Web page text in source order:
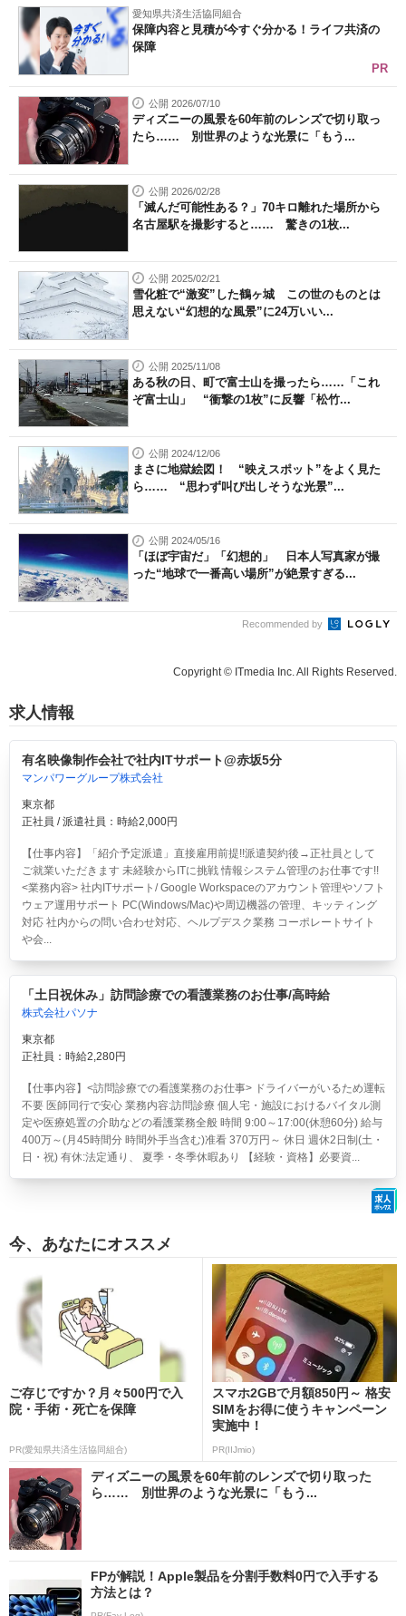
愛知県共済生活協同組合
保障内容と見積が今すぐ分かる！ライフ共済の
保障
PR
公開 2026/07/10
ディズニーの風景を60年前のレンズで切り取っ
たら…… 別世界のような光景に「もう...
公開 2026/02/28
「滅んだ可能性ある？」70キロ離れた場所から
名古屋駅を撮影すると…… 驚きの1枚...
公開 2025/02/21
雪化粧で“激変”した鶴ヶ城 この世のものとは
思えない“幻想的な風景”に24万いい...
公開 2025/11/08
ある秋の日、町で富士山を撮ったら……「これ
ぞ富士山」 “衝撃の1枚”に反響「松竹...
公開 2024/12/06
まさに地獄絵図！ “映えスポット”をよく見た
ら…… “思わず叫び出しそうな光景”...
公開 2024/05/16
「ほぼ宇宙だ」「幻想的」 日本人写真家が撮
った“地球で一番高い場所”が絶景すぎる...
Recommended by
Copyright © ITmedia Inc. All Rights Reserved.
求人情報
有名映像制作会社で社内ITサポート@赤坂5分
マンパワーグループ株式会社
東京都
正社員 / 派遣社員：時給2,000円
【仕事内容】「紹介予定派遣」直接雇用前提!!派遣契約後→正社員として
ご就業いただきます 未経験からITに挑戦 情報システム管理のお仕事です!!
<業務内容> 社内ITサポート/ Google Workspaceのアカウント管理やソフト
ウェア運用サポート PC(Windows/Mac)や周辺機器の管理、キッティング
対応 社内からの問い合わせ対応、ヘルプデスク業務 コーポレートサイト
や会...
「土日祝休み」訪問診療での看護業務のお仕事/高時給
株式会社パソナ
東京都
正社員：時給2,280円
【仕事内容】<訪問診療での看護業務のお仕事> ドライバーがいるため運転
不要 医師同行で安心 業務内容:訪問診療 個人宅・施設におけるバイタル測
定や医療処置の介助などの看護業務全般 時間 9:00～17:00(休憩60分) 給与
400万～(月45時間分 時間外手当含む)准看 370万円～ 休日 週休2日制(土・
日・祝) 有休:法定通り、 夏季・冬季休暇あり 【経験・資格】必要資...
今、あなたにオススメ
ご存じですか？月々500円で入
院・手術・死亡を保障
PR(愛知県共済生活協同組合)
スマホ2GBで月額850円～ 格安
SIMをお得に使うキャンペーン
実施中！
PR(IIJmio)
ディズニーの風景を60年前のレンズで切り取った
ら…… 別世界のような光景に「もう...
FPが解説！Apple製品を分割手数料0円で入手する
方法とは？